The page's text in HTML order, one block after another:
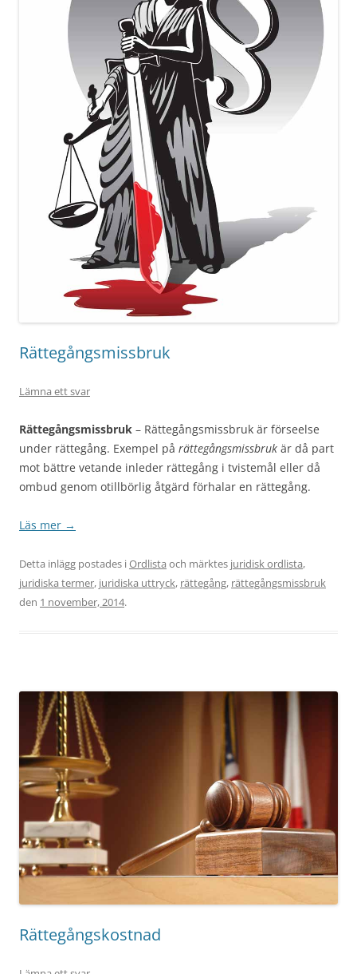
Rättegångsmissbruk
Lämna ett svar
Rättegångsmissbruk – Rättegångsmissbruk är förseelse
under rättegång. Exempel på rättegångsmissbruk är då part
mot bättre vetande inleder rättegång i tvistemål eller då
ombud genom otillbörlig åtgärd förhalar en rättegång.
Läs mer →
Detta inlägg postades iOrdlista och märktes juridisk ordlista,
juridiska termer, juridiska uttryck, rättegång, rättegångsmissbruk
den 1 november, 2014.
Rättegångskostnad